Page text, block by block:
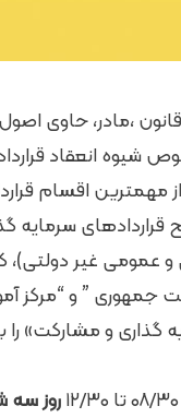
،مادر، حاوی
شیوه انعقاد
از مهمترین اقسام
قراردادهای
عمومی غیر
جمهوری ” و “مرکز
گذاری و مشارکت»
روز سه شنبه